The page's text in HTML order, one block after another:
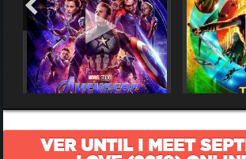
VER UNTIL I MEET